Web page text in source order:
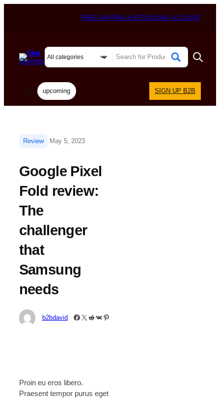
FREE SHIPPING & RETURNSMY ACCOUNT
upcoming SIGN UP B2B
Review May 5, 2023
Google Pixel
Fold review:
The
challenger
that
Samsung
needs
b2bdavid Facebook X Reddit VK Pinterest
Proin eu eros libero.
Praesent tempor purus eget